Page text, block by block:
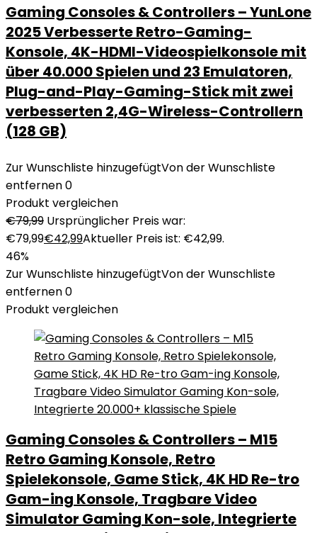
Gaming Consoles & Controllers – YunLone
2025 Verbesserte Retro-Gaming-
Konsole, 4K-HDMI-Videospielkonsole mit
über 40.000 Spielen und 23 Emulatoren,
Plug-and-Play-Gaming-Stick mit zwei
verbesserten 2,4G-Wireless-Controllern
(128 GB)
Zur Wunschliste hinzugefügtVon der Wunschliste
entfernen0
Produkt vergleichen
€79,99 Ursprünglicher Preis war:
€79,99€42,99Aktueller Preis ist: €42,99.
46%
Zur Wunschliste hinzugefügtVon der Wunschliste
entfernen0
Produkt vergleichen
Gaming Consoles & Controllers – M15
Retro Gaming Konsole, Retro
Spielekonsole, Game Stick, 4K HD Re-tro
Gam-ing Konsole, Tragbare Video
Simulator Gaming Kon-sole, Integrierte